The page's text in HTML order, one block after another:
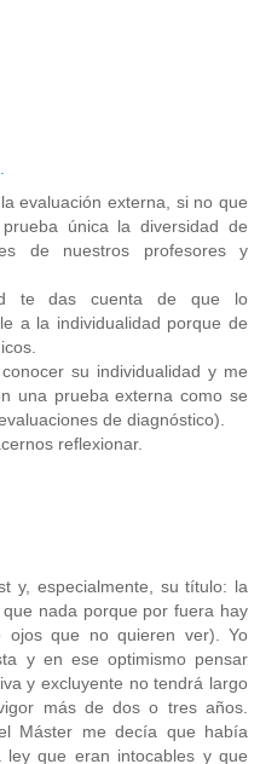
evaluación externa, si no que
única la diversidad de
de nuestros profesores y
te das cuenta de que lo
a la individualidad porque de
su individualidad y me
una prueba externa como se
de diagnóstico).
reflexionar.
y, especialmente, su título: la
nada porque por fuera hay
ojos que no quieren ver). Yo
y en ese optimismo pensar
y excluyente no tendrá largo
más de dos o tres años.
Máster me decía que había
que eran intocables y que